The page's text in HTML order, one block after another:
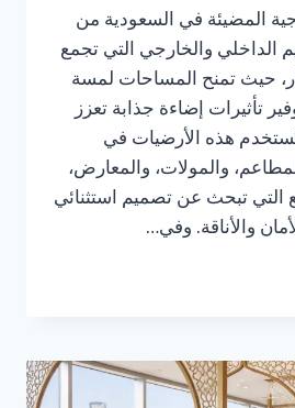
المضيئة في السعودية من
والخارجي التي تجمع
حيث تمنح المساحات لمسة
تأثيرات إضاءة جذابة تعزز
هذه الأرضيات في
والمولات، والمعارض،
التي تبحث عن تصميم استثنائي
والأناقة. وفي…